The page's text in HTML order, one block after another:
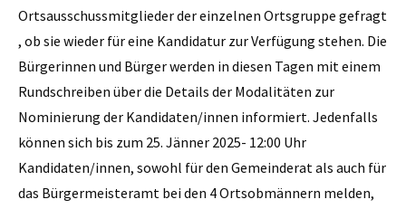
Ortsausschussmitglieder der einzelnen Ortsgruppe gefragt
, ob sie wieder für eine Kandidatur zur Verfügung stehen. Die
Bürgerinnen und Bürger werden in diesen Tagen mit einem
Rundschreiben über die Details der Modalitäten zur
Nominierung der Kandidaten/innen informiert. Jedenfalls
können sich bis zum 25. Jänner 2025- 12:00 Uhr
Kandidaten/innen, sowohl für den Gemeinderat als auch für
das Bürgermeisteramt bei den 4 Ortsobmännern melden,